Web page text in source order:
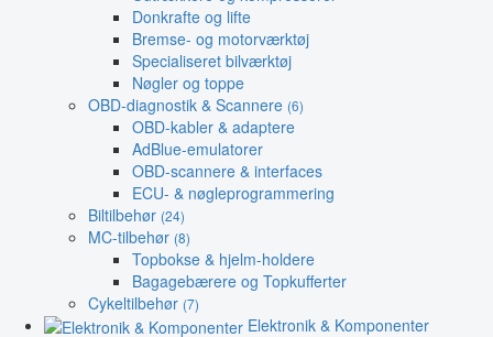
Donkrafte og lifte
Bremse- og motorværktøj
Specialiseret bilværktøj
Nøgler og toppe
OBD-diagnostik & Scannere (6)
OBD-kabler & adaptere
AdBlue-emulatorer
OBD-scannere & interfaces
ECU- & nøgleprogrammering
Biltilbehør (24)
MC-tilbehør (8)
Topbokse & hjelm-holdere
Bagagebærere og Topkufferter
Cykeltilbehør (7)
Elektronik & Komponenter